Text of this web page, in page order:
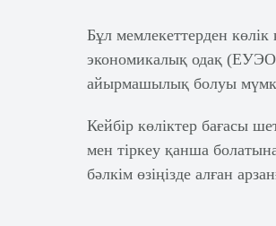
Бұл мемлекеттерден
экономикалық одақ (ЕУЭО)
айырмашылық болуы
Кейбір көліктер бағасы
мен тіркеу қанша
бәлкім өзіңізде алған